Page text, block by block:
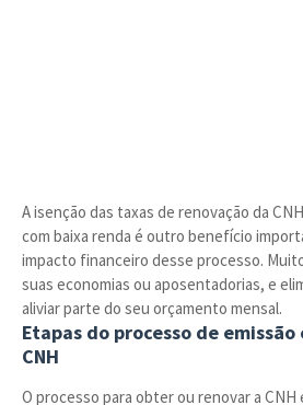
A isenção das taxas de renovação da
com baixa renda é outro benefício
impacto financeiro desse processo.
suas economias ou aposentadorias, e
aliviar parte do seu orçamento mensal.
Etapas do processo de
CNH
O processo para obter ou renovar a CNH